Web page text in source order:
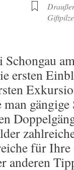
Giftpilze
Schongau
ersten
gängige
für
anderen